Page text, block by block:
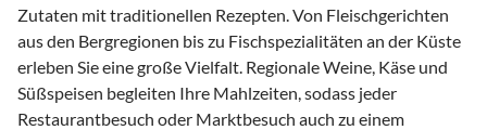
Zutaten mit traditionellen Rezepten. Von Fleischgerichten
aus den Bergregionen bis zu Fischspezialitäten an der Küste
erleben Sie eine große Vielfalt. Regionale Weine, Käse und
Süßspeisen begleiten Ihre Mahlzeiten, sodass jeder
Restaurantbesuch oder Marktbesuch auch zu einem